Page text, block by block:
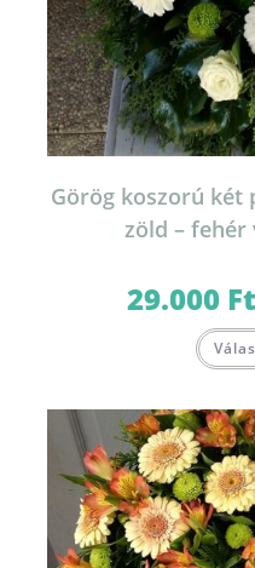
Görög koszorú két
zöld – fehér
29.000 Ft